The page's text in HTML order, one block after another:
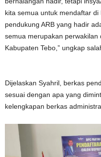
kita semua untuk mendaftar
pendukung ARB yang hadir
semua merupakan
Kabupaten Tebo,” ungkap
Dijelaskan Syahril, berkas
sesuai dengan apa yang
kelengkapan berkas